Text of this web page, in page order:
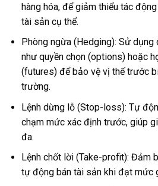
hàng hóa, để giảm thiểu tác
tài sản cụ thể.
Phòng ngừa (Hedging): Sử dụng
như quyền chọn (options) hoặc
(futures) để bảo vệ vị thế trước
trường.
Lệnh dừng lỗ (Stop-loss): Tự
chạm mức xác định trước, giúp
đa.
Lệnh chốt lời (Take-profit): Đảm
tự động bán tài sản khi đạt mức